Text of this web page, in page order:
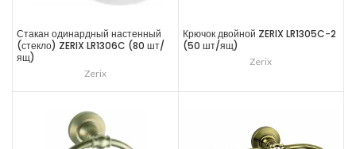
Стакан одинардный настенный
(стекло) ZERIX LR1306C (80 шт/
ящ)
Zerix
Крючок двойной ZERIX LR1305C-2
(50 шт/ящ)
Zerix